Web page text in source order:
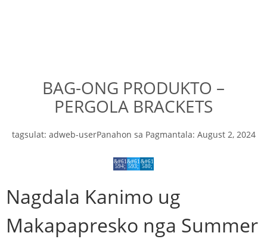
BAG-ONG PRODUKTO –
PERGOLA BRACKETS
tagsulat: adweb-userPanahon sa Pagmantala: August 2, 2024
Nagdala Kanimo ug
Makapapresko nga Summer